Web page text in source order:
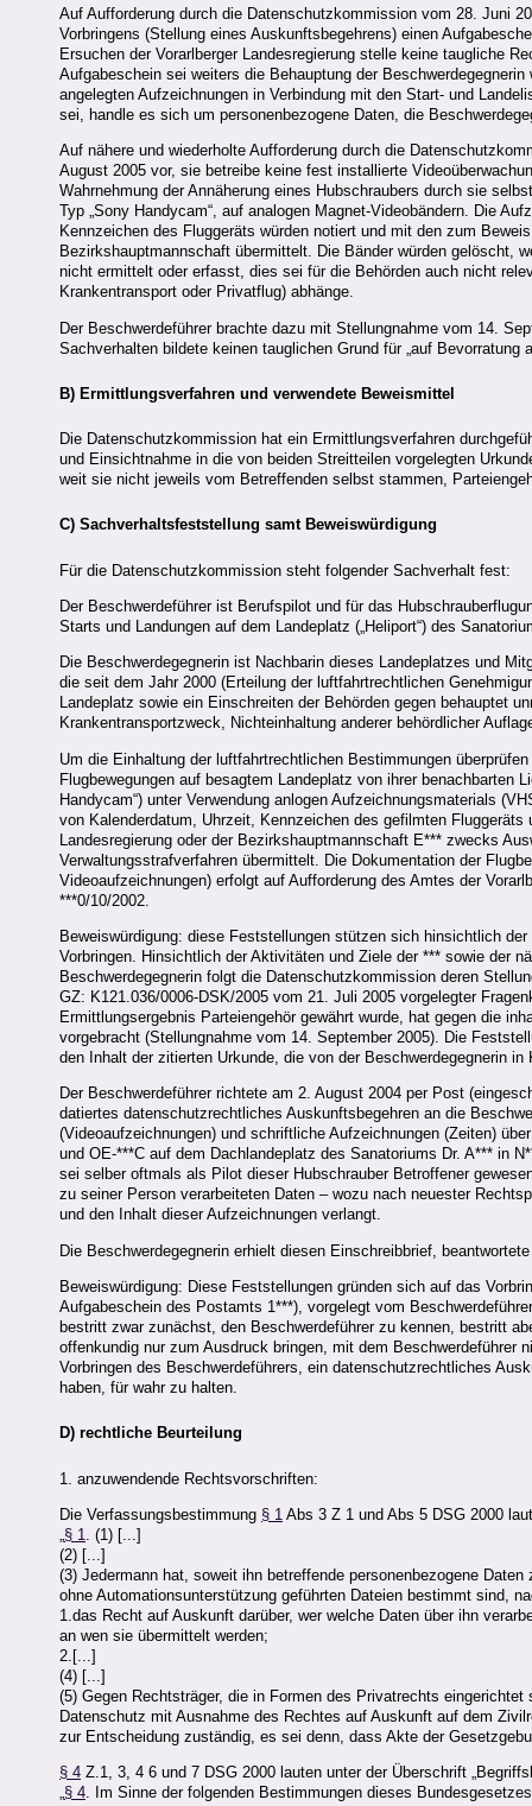
Auf Aufforderung durch die Datenschutzkommission vom 28. Juni
Vorbringens (Stellung eines Auskunftsbegehrens) einen
Ersuchen der Vorarlberger Landesregierung stelle keine taugliche
Aufgabeschein sei weiters die Behauptung der
angelegten Aufzeichnungen in Verbindung mit den Start- und
sei, handle es sich um personenbezogene Daten, die
Auf nähere und wiederholte Aufforderung durch die
August 2005 vor, sie betreibe keine fest installierte
Wahrnehmung der Annäherung eines Hubschraubers durch sie
Typ „Sony Handycam“, auf analogen Magnet-Videobändern. Die
Kennzeichen des Fluggeräts würden notiert und mit den zum
Bezirkshauptmannschaft übermittelt. Die Bänder würden gelöscht,
nicht ermittelt oder erfasst, dies sei für die Behörden auch nicht
Krankentransport oder Privatflug) abhänge.
Der Beschwerdeführer brachte dazu mit Stellungnahme vom 14.
Sachverhalten bildete keinen tauglichen Grund für „auf Bevorratung
B) Ermittlungsverfahren und verwendete Beweismittel
Die Datenschutzkommission hat ein Ermittlungsverfahren
und Einsichtnahme in die von beiden Streitteilen vorgelegten
weit sie nicht jeweils vom Betreffenden selbst stammen,
C) Sachverhaltsfeststellung samt Beweiswürdigung
Für die Datenschutzkommission steht folgender Sachverhalt fest:
Der Beschwerdeführer ist Berufspilot und für das
Starts und Landungen auf dem Landeplatz („Heliport“) des
Die Beschwerdegegnerin ist Nachbarin dieses Landeplatzes und
die seit dem Jahr 2000 (Erteilung der luftfahrtrechtlichen
Landeplatz sowie ein Einschreiten der Behörden gegen behauptet
Krankentransportzweck, Nichteinhaltung anderer behördlicher
Um die Einhaltung der luftfahrtrechtlichen Bestimmungen
Flugbewegungen auf besagtem Landeplatz von ihrer benachbarten
Handycam“) unter Verwendung anlogen Aufzeichnungsmaterials
von Kalenderdatum, Uhrzeit, Kennzeichen des gefilmten
Landesregierung oder der Bezirkshauptmannschaft E*** zwecks
Verwaltungsstrafverfahren übermittelt. Die Dokumentation der
Videoaufzeichnungen) erfolgt auf Aufforderung des Amtes der
***0/10/2002.
Beweiswürdigung: diese Feststellungen stützen sich hinsichtlich
Vorbringen. Hinsichtlich der Aktivitäten und Ziele der *** sowie der
Beschwerdegegnerin folgt die Datenschutzkommission deren
GZ: K121.036/0006-DSK/2005 vom 21. Juli 2005 vorgelegter
Ermittlungsergebnis Parteiengehör gewährt wurde, hat gegen die
vorgebracht (Stellungnahme vom 14. September 2005). Die
den Inhalt der zitierten Urkunde, die von der Beschwerdegegnerin
Der Beschwerdeführer richtete am 2. August 2004 per Post
datiertes datenschutzrechtliches Auskunftsbegehren an die
(Videoaufzeichnungen) und schriftliche Aufzeichnungen (Zeiten)
und OE-***C auf dem Dachlandeplatz des Sanatoriums Dr. A*** in
sei selber oftmals als Pilot dieser Hubschrauber Betroffener
zu seiner Person verarbeiteten Daten – wozu nach neuester
und den Inhalt dieser Aufzeichnungen verlangt.
Die Beschwerdegegnerin erhielt diesen Einschreibbrief,
Beweiswürdigung: Diese Feststellungen gründen sich auf das
Aufgabeschein des Postamts 1***), vorgelegt vom
bestritt zwar zunächst, den Beschwerdeführer zu kennen, bestritt
offenkundig nur zum Ausdruck bringen, mit dem Beschwerdeführer
Vorbringen des Beschwerdeführers, ein datenschutzrechtliches
haben, für wahr zu halten.
D) rechtliche Beurteilung
1. anzuwendende Rechtsvorschriften:
Die Verfassungsbestimmung § 1 Abs 3 Z 1 und Abs 5 DSG 2000
§ 1
. (1) [...]
(2) [...]
(3) Jedermann hat, soweit ihn betreffende personenbezogene
ohne Automationsunterstützung geführten Dateien bestimmt sind,
1.das Recht auf Auskunft darüber, wer welche Daten über ihn
an wen sie übermittelt werden;
2.[...]
(4) [...]
(5) Gegen Rechtsträger, die in Formen des Privatrechts
Datenschutz mit Ausnahme des Rechtes auf Auskunft auf dem
zur Entscheidung zuständig, es sei denn, dass Akte der
§ 4 Z.1, 3, 4 6 und 7 DSG 2000 lauten unter der Überschrift
„§ 4. Im Sinne der folgenden Bestimmungen dieses